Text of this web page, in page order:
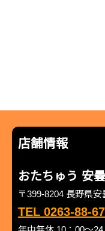
店舗情報
おたちゅう 安
〒399-8204 長野県
TEL 0263-88-